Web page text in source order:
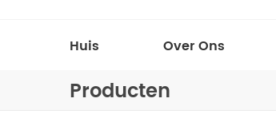
Huis Over Ons
Producten